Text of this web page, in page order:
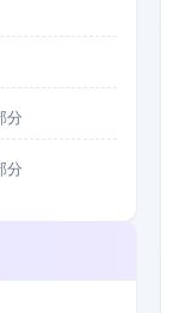
分
分